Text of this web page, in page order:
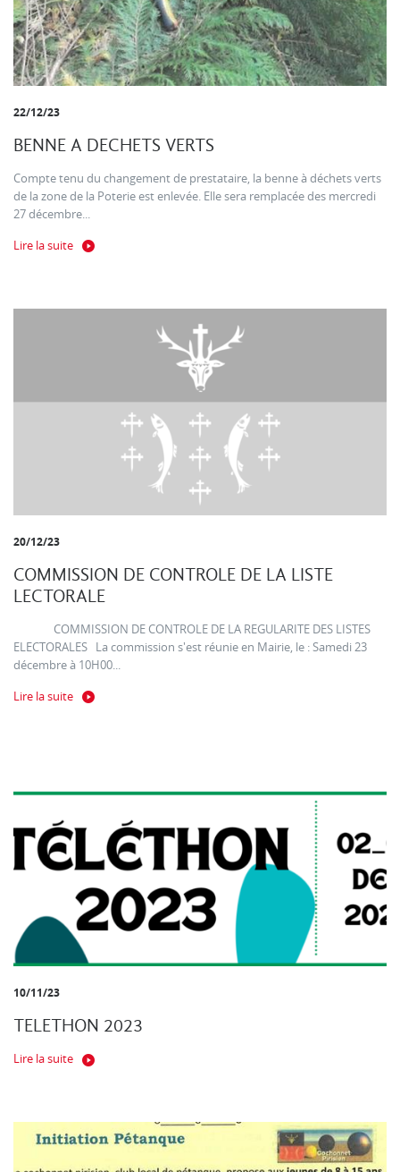
22/12/23
BENNE A DECHETS VERTS
Compte tenu du changement de prestataire, la benne à déchets verts
de la zone de la Poterie est enlevée. Elle sera remplacée des mercredi
27 décembre...
Lire la suite
20/12/23
COMMISSION DE CONTROLE DE LA LISTE
LECTORALE
COMMISSION DE CONTROLE DE LA REGULARITE DES LISTES
ELECTORALES La commission s'est réunie en Mairie, le : Samedi 23
décembre à 10H00...
Lire la suite
10/11/23
TELETHON 2023
Lire la suite